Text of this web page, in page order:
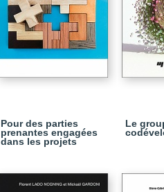
Pour des parties
prenantes engagées
dans les projets
Le